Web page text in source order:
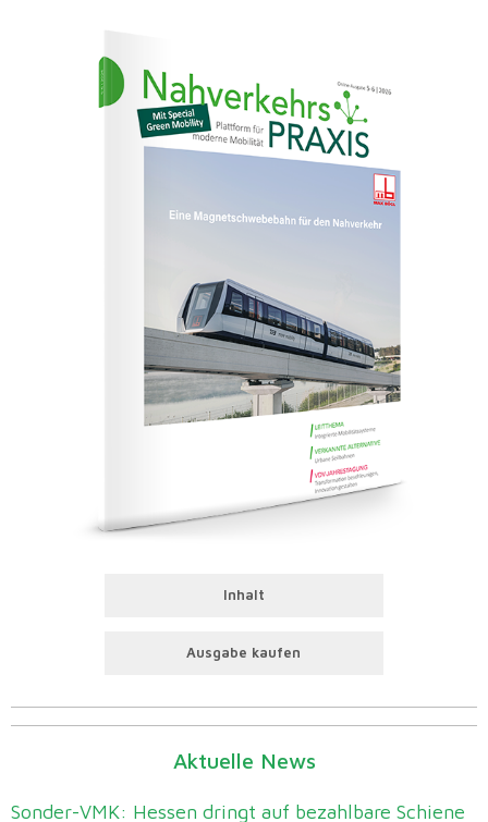
Inhalt
Ausgabe kaufen
Aktuelle News
Sonder-VMK: Hessen dringt auf bezahlbare Schiene